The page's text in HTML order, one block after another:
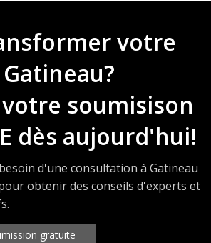
votre
soumisison
dès aujourd'hui!
d'une consultation à Gatineau
obtenir des conseils d'experts et
gratuite